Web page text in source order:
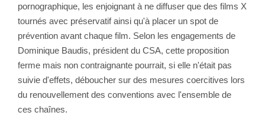
pornographique, les enjoignant à ne diffuser que des films X
tournés avec préservatif ainsi qu'à placer un spot de
prévention avant chaque film. Selon les engagements de
Dominique Baudis, président du CSA, cette proposition
ferme mais non contraignante pourrait, si elle n'était pas
suivie d'effets, déboucher sur des mesures coercitives lors
du renouvellement des conventions avec l'ensemble de
ces chaînes.